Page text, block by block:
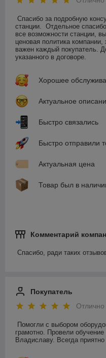
Спасибо за подробную
станции.  Отдельное
все возможности станции,
ценовая политика
важен каждый покупатель.
указанного в договоре.
Хорошее
Актуальное
Быстро связались
Быстро отправили
Актуальная цена
Товар был в
Комментарий
Спасибо, ради таких
Покупатель
Отлично
Помогли с выбором
грамотно. Провели
Владиславу. Всегда